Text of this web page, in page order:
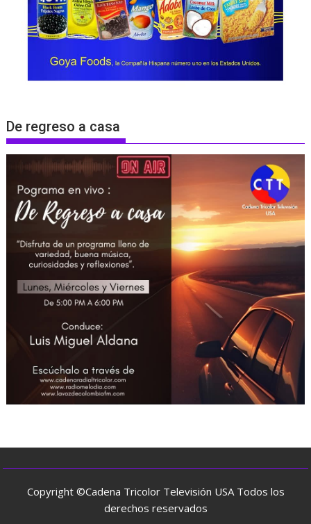
De regreso a casa
Copyright ©Cadena Tricolor Televisión USA Todos los
derechos reservados